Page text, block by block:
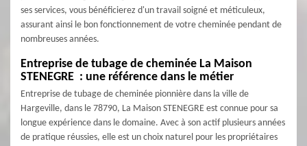
ses services, vous bénéficierez d'un travail soigné et méticuleux,
assurant ainsi le bon fonctionnement de votre cheminée pendant de
nombreuses années.
Entreprise de tubage de cheminée La Maison
STENEGRE : une référence dans le métier
Entreprise de tubage de cheminée pionnière dans la ville de
Hargeville, dans le 78790, La Maison STENEGRE est connue pour sa
longue expérience dans le domaine. Avec à son actif plusieurs années
de pratique réussies, elle est un choix naturel pour les propriétaires